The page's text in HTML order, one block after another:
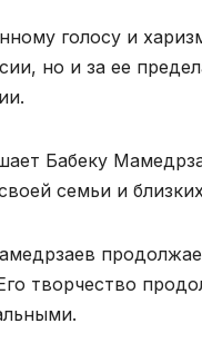
голосу и
но и за ее
Бабеку
семьи и
творчество